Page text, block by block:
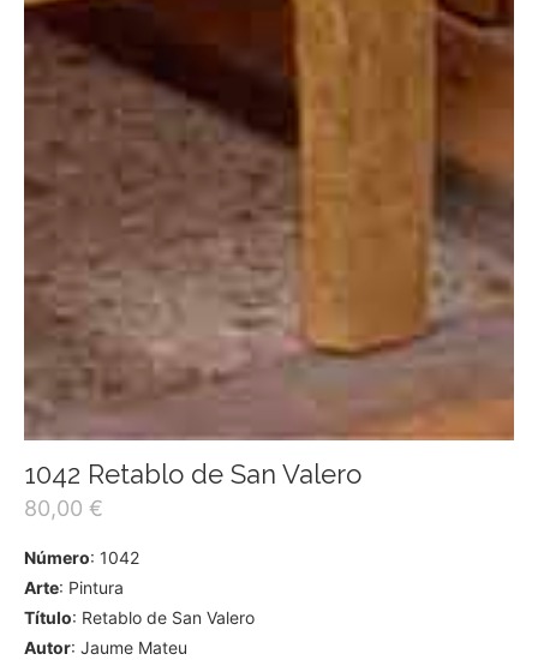
1042 Retablo de San Valero
80,00 €
Número: 1042
Arte: Pintura
Título: Retablo de San Valero
Autor: Jaume Mateu